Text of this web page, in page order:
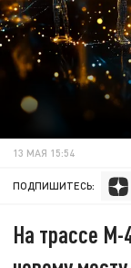
13 МАЯ 15:54
ПОДПИШИТЕСЬ:
На трассе